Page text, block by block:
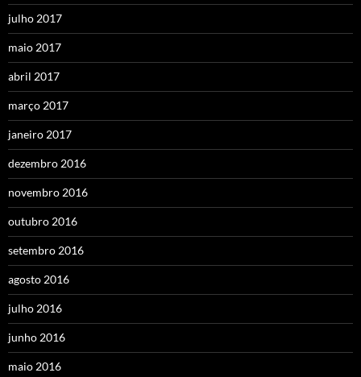
julho 2017
maio 2017
abril 2017
março 2017
janeiro 2017
dezembro 2016
novembro 2016
outubro 2016
setembro 2016
agosto 2016
julho 2016
junho 2016
maio 2016